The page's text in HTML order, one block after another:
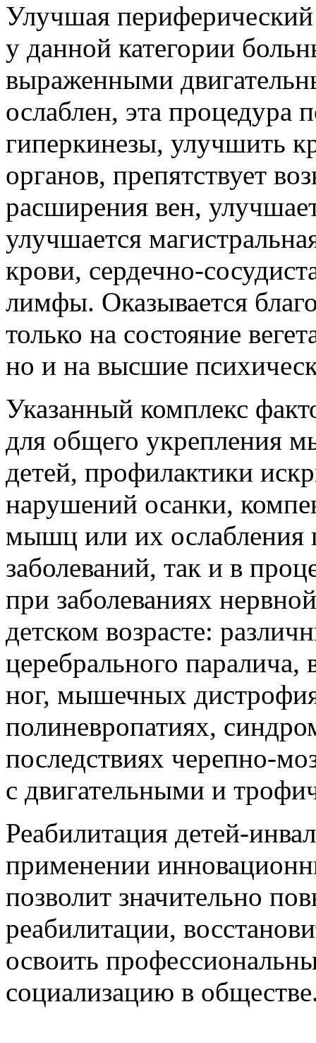
Улучшая
у данной категории
выраженными
ослаблен, эта процедура
гиперкинезы, улучшить
органов, препятствует
расширения вен,
улучшается
крови, сердечно-
лимфы. Оказывается
только на состояние
но и на высшие
Указанный комплекс
для общего укрепления
детей, профилактики
нарушений осанки,
мышц или их ослабления
заболеваний, так и в
при заболеваниях
детском возрасте:
церебрального
ног, мышечных
полиневропатиях,
последствиях черепно-
с двигательными и
Реабилитация детей-
применении
позволит значительно
реабилитации,
освоить
социализацию в